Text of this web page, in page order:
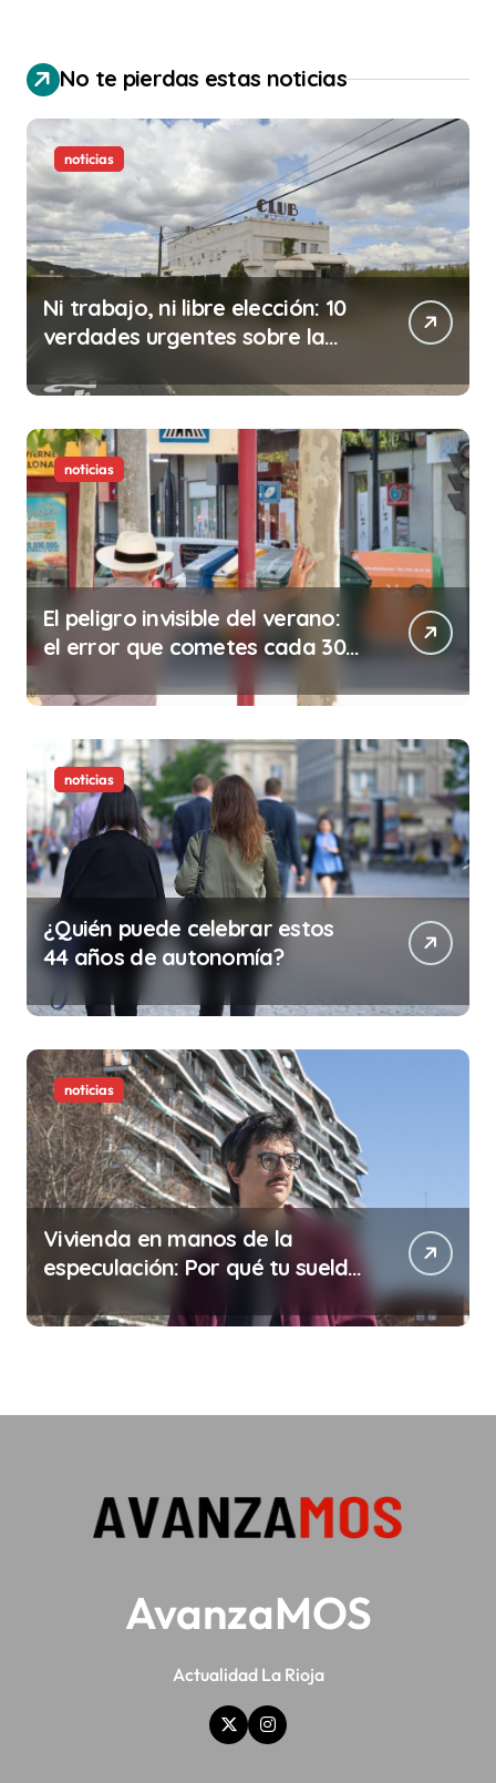
No te pierdas estas noticias
noticias
Ni trabajo, ni libre elección: 10
verdades urgentes sobre la
noticias
El peligro invisible del verano:
el error que cometes cada 30
minutos en tu trabajo (y la
ilegalidad que te puede costar
la vida)
noticias
¿Quién puede celebrar estos
44 años de autonomía?
noticias
Vivienda en manos de la
especulación: Por qué tu sueldo
AvanzaMOS
Actualidad La Rioja